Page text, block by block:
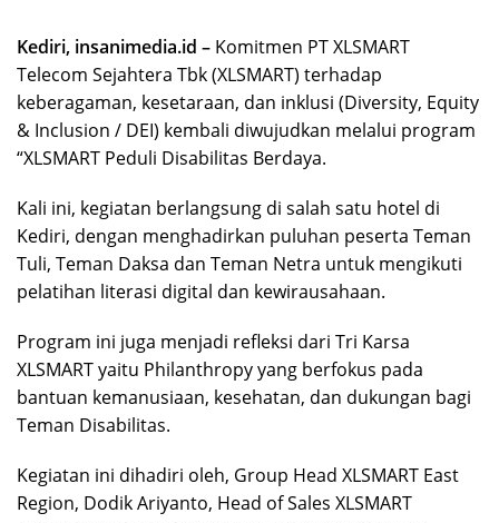
Kediri, insanimedia.id – Komitmen PT XLSMART
Telecom Sejahtera Tbk (XLSMART) terhadap
keberagaman, kesetaraan, dan inklusi (Diversity, Equity
& Inclusion / DEI) kembali diwujudkan melalui program
“XLSMART Peduli Disabilitas Berdaya.
Kali ini, kegiatan berlangsung di salah satu hotel di
Kediri, dengan menghadirkan puluhan peserta Teman
Tuli, Teman Daksa dan Teman Netra untuk mengikuti
pelatihan literasi digital dan kewirausahaan.
Program ini juga menjadi refleksi dari Tri Karsa
XLSMART yaitu Philanthropy yang berfokus pada
bantuan kemanusiaan, kesehatan, dan dukungan bagi
Teman Disabilitas.
Kegiatan ini dihadiri oleh, Group Head XLSMART East
Region, Dodik Ariyanto, Head of Sales XLSMART